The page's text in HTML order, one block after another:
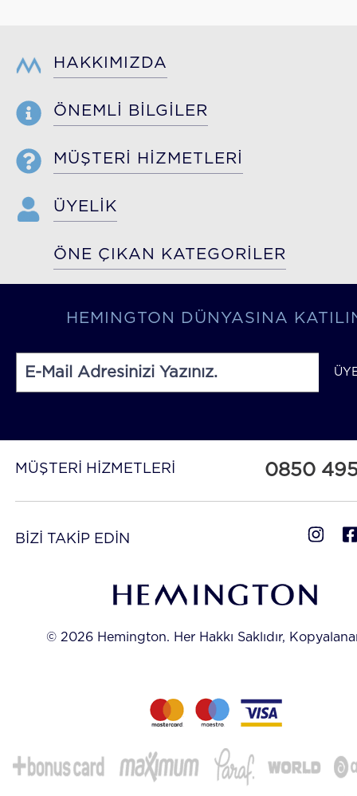
HAKKIMIZDA
ÖNEMLİ BİLGİLER
MÜŞTERİ HİZMETLERİ
ÜYELİK
ÖNE ÇIKAN KATEGORİLER
HEMINGTON DÜNYASINA
MÜŞTERİ HİZMETLERİ 0850
BİZİ TAKİP EDİN
© 2026 Hemington. Her Hakkı Saklıdır,